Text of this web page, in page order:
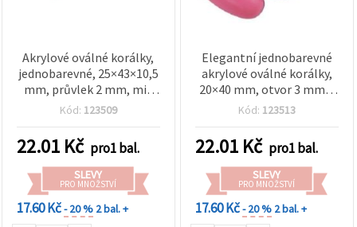
Akrylové oválné korálky,
jednobarevné, 25×43×10,5
mm, průvlek 2 mm, mix
barev – 50 g (7 ks)
Kód: 123509
22.01 Kč pro1 bal.
SLEVY
PRO MNOŽSTVÍ
17.60 Kč- 20 % 2 bal. +
Elegantní jednobarevné
akrylové oválné korálky,
20×40 mm, otvor 3 mm –
5 ks (50 g), ideální na
kreativní šperky
Kód: 123513
22.01 Kč pro1 bal.
SLEVY
PRO MNOŽSTVÍ
17.60 Kč- 20 % 2 bal. +